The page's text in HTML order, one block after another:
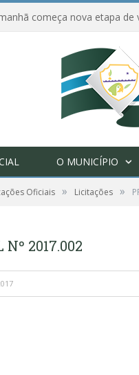
O MUNICÍPIO
Oficiais » Licitações »
Nº 2017.002